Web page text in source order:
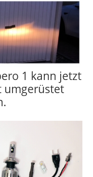
1 kann jetzt
umgerüstet